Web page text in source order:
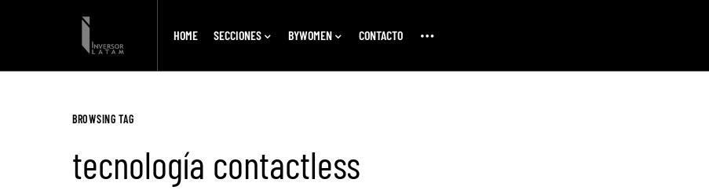
HOME SECCIONES BYWOMEN CONTACTO
BROWSING TAG
tecnología contactless